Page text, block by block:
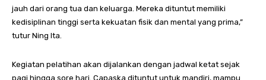
jauh dari orang tua dan keluarga. Mereka dituntut memiliki
kedisiplinan tinggi serta kekuatan fisik dan mental yang prima,”
tutur Ning Ita.
Kegiatan pelatihan akan dijalankan dengan jadwal ketat sejak
pagi hingga sore hari. Capaska dituntut untuk mandiri, mampu